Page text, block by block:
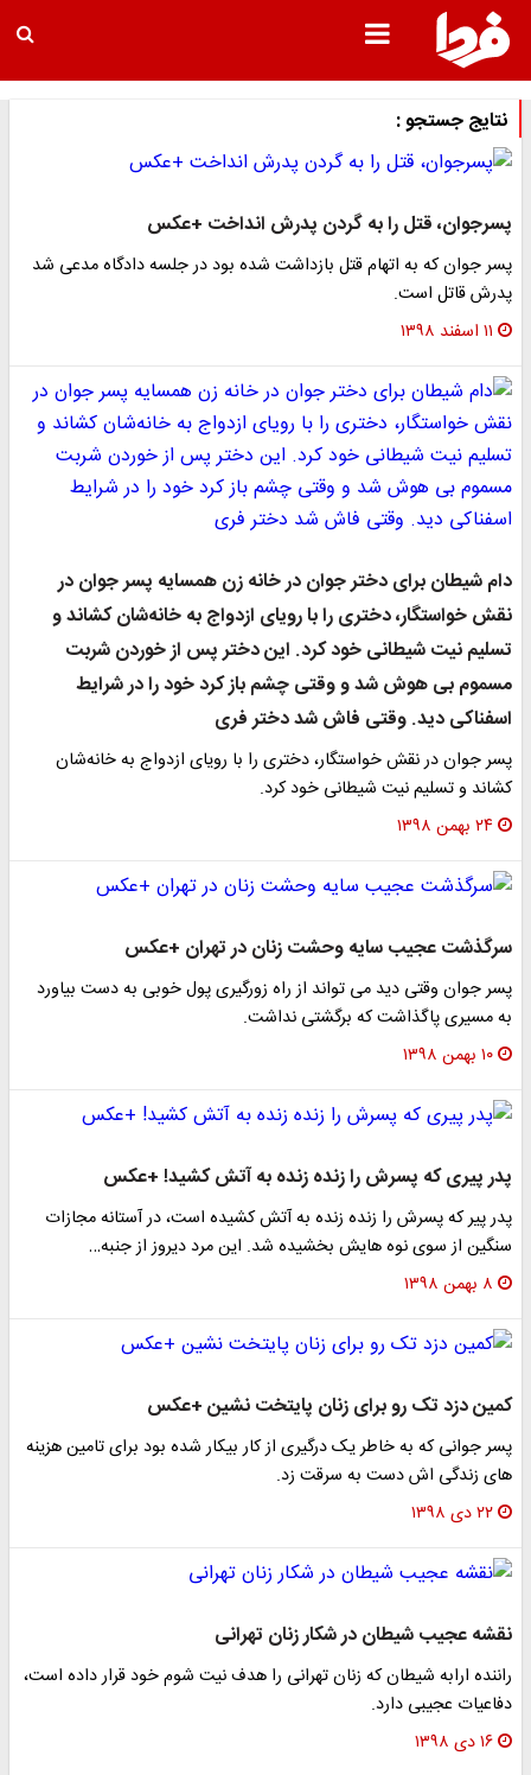
نتایج جستجو :
پسرجوان، قتل را به گردن پدرش انداخت +عکس
پسر جوان که به اتهام قتل بازداشت شده بود در جلسه دادگاه مدعی شد
پدرش قاتل است.
۱۱ اسفند ۱۳۹۸
دام شیطان برای دختر جوان در خانه زن همسایه پسر جوان در
نقش خواستگار، دختری را با رویای ازدواج به خانه‌شان کشاند و
تسلیم نیت شیطانی خود کرد. این دختر پس از خوردن شربت
مسموم بی هوش شد و وقتی چشم باز کرد خود را در شرایط
اسفناکی دید. وقتی فاش شد دختر فری
پسر جوان در نقش خواستگار، دختری را با رویای ازدواج به خانه‌شان
کشاند و تسلیم نیت شیطانی خود کرد.
۲۴ بهمن ۱۳۹۸
سرگذشت عجیب سایه وحشت زنان در تهران +عکس
پسر جوان وقتی دید می تواند از راه زورگیری پول خوبی به دست بیاورد
به مسیری پاگذاشت که برگشتی نداشت.
۱۰ بهمن ۱۳۹۸
پدر پیری که پسرش را زنده زنده به آتش کشید! +عکس
پدر پیر که پسرش را زنده زنده به آتش کشیده است، در آستانه مجازات
سنگین از سوی نوه هایش بخشیده شد. این مرد دیروز از جنبه…
۸ بهمن ۱۳۹۸
کمین دزد تک رو برای زنان پایتخت نشین +عکس
پسر جوانی که به خاطر یک درگیری از کار بیکار شده بود برای تامین هزینه
های زندگی اش دست به سرقت زد.
۲۲ دی ۱۳۹۸
نقشه عجیب شیطان در شکار زنان تهرانی
راننده ارابه شیطان که زنان تهرانی را هدف نیت شوم خود قرار داده است،
دفاعیات عجیبی دارد.
۱۶ دی ۱۳۹۸